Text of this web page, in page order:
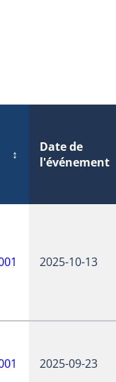
↕
Date de
l'événement
2025-10-13
2025-09-23